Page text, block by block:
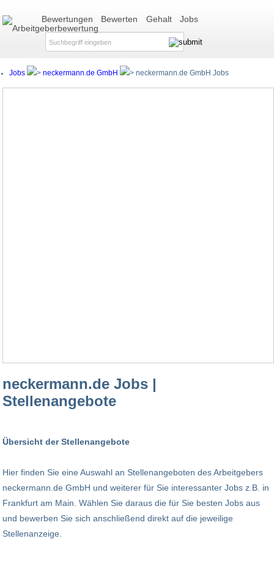
Bewertungen Bewerten Gehalt Jobs
Jobs neckermann.de GmbH neckermann.de GmbH Jobs
neckermann.de Jobs |
Stellenangebote
Übersicht der Stellenangebote
Hier finden Sie eine Auswahl an Stellenangeboten des Arbeitgebers
neckermann.de GmbH und weiterer für Sie interessanter Jobs z.B. in
Frankfurt am Main. Wählen Sie daraus die für Sie besten Jobs aus
und bewerben Sie sich anschließend direkt auf die jeweilige
Stellenanzeige.